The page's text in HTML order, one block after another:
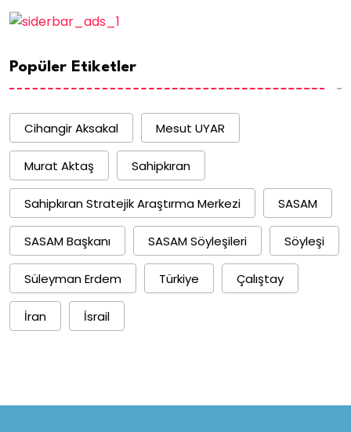
Popüler Etiketler
Cihangir Aksakal Mesut UYAR
Murat Aktaş Sahipkıran
Sahipkıran Stratejik Araştırma Merkezi SASAM
SASAM Başkanı SASAM Söyleşileri Söyleşi
Süleyman Erdem Türkiye Çalıştay
İran İsrail